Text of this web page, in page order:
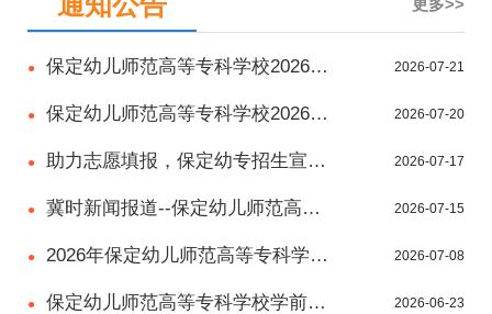
● 保定幼儿师范高等专科学校2026年
招生简章（详版）
2026-07-21
● 保定幼儿师范高等专科学校2026年
招生简章（简版）
2026-07-20
● ​助力志愿填报，保定幼专招生宣讲
视频回放
2026-07-17
● 冀时新闻报道--保定幼儿师范高等
专科学校
2026-07-15
● 2026年保定幼儿师范高等专科学校
招生直播预告
2026-07-08
● 保定幼儿师范高等专科学校学前教 2026-06-23